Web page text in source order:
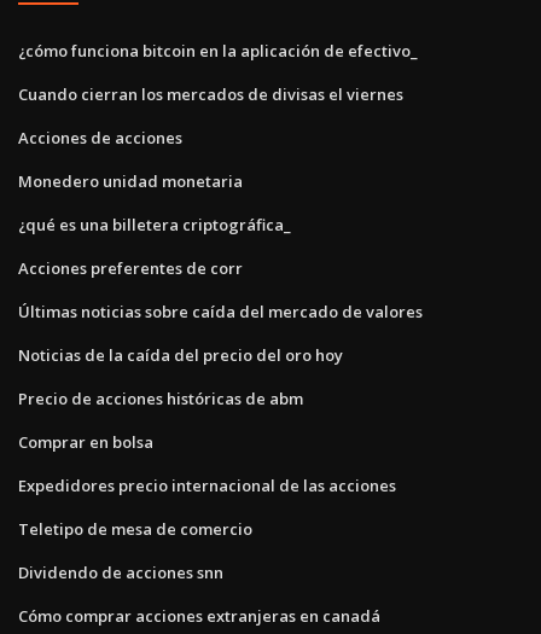
¿cómo funciona bitcoin en la aplicación de efectivo_
Cuando cierran los mercados de divisas el viernes
Acciones de acciones
Monedero unidad monetaria
¿qué es una billetera criptográfica_
Acciones preferentes de corr
Últimas noticias sobre caída del mercado de valores
Noticias de la caída del precio del oro hoy
Precio de acciones históricas de abm
Comprar en bolsa
Expedidores precio internacional de las acciones
Teletipo de mesa de comercio
Dividendo de acciones snn
Cómo comprar acciones extranjeras en canadá